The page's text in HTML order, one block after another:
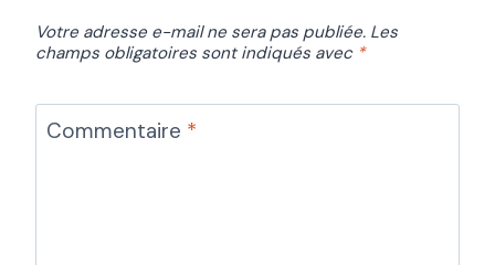
Votre adresse e-mail ne sera pas publiée. Les
champs obligatoires sont indiqués avec *
Commentaire *